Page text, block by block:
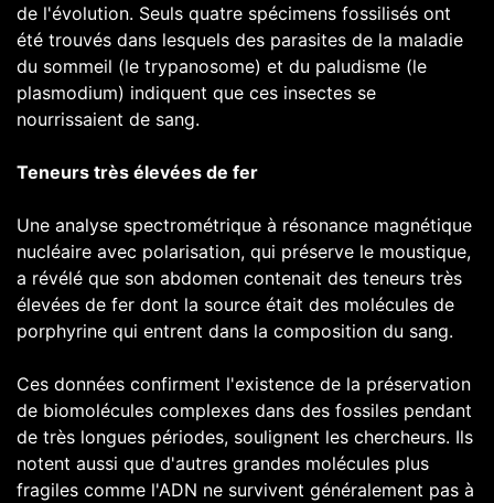
de l'évolution. Seuls quatre spécimens fossilisés ont
été trouvés dans lesquels des parasites de la maladie
du sommeil (le trypanosome) et du paludisme (le
plasmodium) indiquent que ces insectes se
nourrissaient de sang.
Teneurs très élevées de fer
Une analyse spectrométrique à résonance magnétique
nucléaire avec polarisation, qui préserve le moustique,
a révélé que son abdomen contenait des teneurs très
élevées de fer dont la source était des molécules de
porphyrine qui entrent dans la composition du sang.
Ces données confirment l'existence de la préservation
de biomolécules complexes dans des fossiles pendant
de très longues périodes, soulignent les chercheurs. Ils
notent aussi que d'autres grandes molécules plus
fragiles comme l'ADN ne survivent généralement pas à